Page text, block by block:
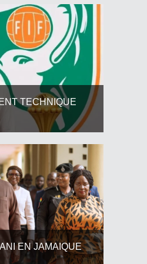
TECHNIQUE
EN JAMAIQUE